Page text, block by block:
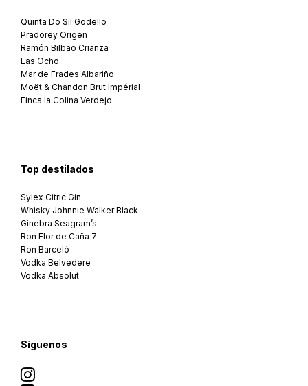
Quinta Do Sil Godello
Pradorey Origen
Ramón Bilbao Crianza
Las Ocho
Mar de Frades Albariño
Moët & Chandon Brut Impérial
Finca la Colina Verdejo
Top destilados
Sylex Citric Gin
Whisky Johnnie Walker Black
Ginebra Seagram’s
Ron Flor de Caña 7
Ron Barceló
Vodka Belvedere
Vodka Absolut
Síguenos